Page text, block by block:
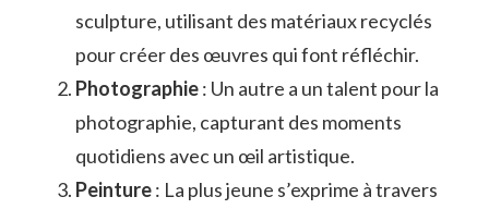
sculpture, utilisant des matériaux recyclés
pour créer des œuvres qui font réfléchir.
Photographie: Un autre a un talent pour la
photographie, capturant des moments
quotidiens avec un œil artistique.
Peinture: La plus jeune s’exprime à travers